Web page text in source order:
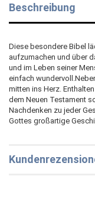
Beschreibung
Diese besondere Bibel
aufzumachen und über
und im Leben seiner
einfach
mitten ins Herz.
dem Neuen Testament
Nachdenken zu jeder
Gottes großartige